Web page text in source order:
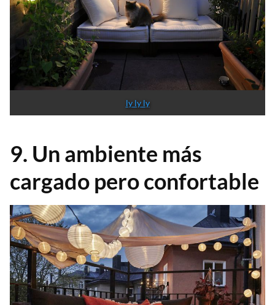
ly ly ly
9. Un ambiente más
cargado pero confortable